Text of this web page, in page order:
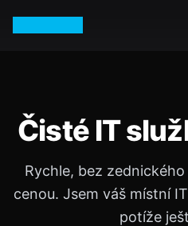
Čisté IT
Rychle, bez
cenou. Jsem váš místní
potíže